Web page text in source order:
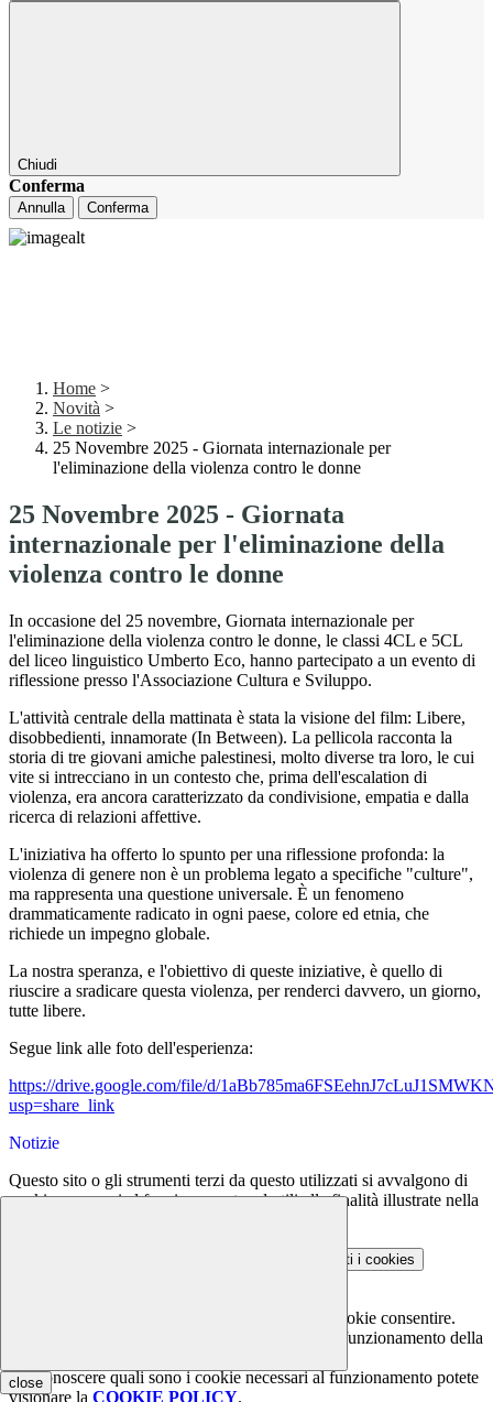
Chiudi
Conferma
Annulla Conferma
close
Home >
Novità >
Le notizie >
25 Novembre 2025 - Giornata internazionale per
l'eliminazione della violenza contro le donne
25 Novembre 2025 - Giornata
internazionale per l'eliminazione della
violenza contro le donne
In occasione del 25 novembre, Giornata internazionale per
l'eliminazione della violenza contro le donne, le classi 4CL e 5CL
del liceo linguistico Umberto Eco, hanno partecipato a un evento di
riflessione presso l'Associazione Cultura e Sviluppo.
L'attività centrale della mattinata è stata la visione del film: Libere,
disobbedienti, innamorate (In Between). La pellicola racconta la
storia di tre giovani amiche palestinesi, molto diverse tra loro, le cui
vite si intrecciano in un contesto che, prima dell'escalation di
violenza, era ancora caratterizzato da condivisione, empatia e dalla
ricerca di relazioni affettive.
L'iniziativa ha offerto lo spunto per una riflessione profonda: la
violenza di genere non è un problema legato a specifiche "culture",
ma rappresenta una questione universale. È un fenomeno
drammaticamente radicato in ogni paese, colore ed etnia, che
richiede un impegno globale.
La nostra speranza, e l'obiettivo di queste iniziative, è quello di
riuscire a sradicare questa violenza, per renderci davvero, un giorno,
tutte libere.
Segue link alle foto dell'esperienza:
https://drive.google.com/file/d/
usp=share_link
Notizie
Questo sito o gli strumenti terzi da questo utilizzati si avvalgono di
cookie necessari al funzionamento ed utili alle finalità illustrate nella
Accetta tutti i cookies
In questa schermata è possibile scegliere quali cookie consentire.
I cookie necessari sono quelli che consentono il funzionamento della
Per conoscere quali sono i cookie necessari al funzionamento potete
visionare la COOKIE POLICY.